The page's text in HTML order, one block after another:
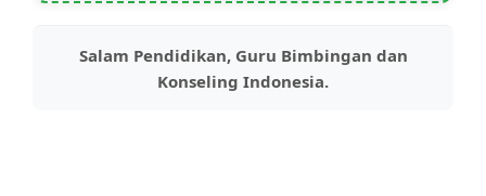
Salam Pendidikan, Guru Bimbingan dan
Konseling Indonesia.